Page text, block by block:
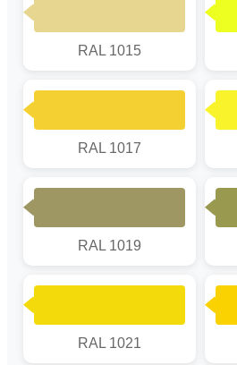
RAL 1015
RAL 1017
RAL 1019
RAL 1021